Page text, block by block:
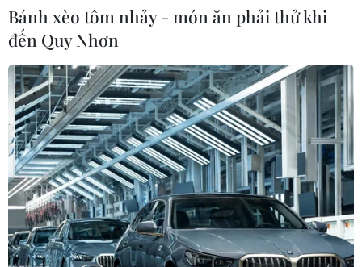
Bàn giao nhà Đại đoàn kết và tặng quà cho
người dân vùng biên giới
19/09/2022 08:42
10 căn nhà Đại đoàn kết, 300 phần quà (mỗi bên 5 căn
Bánh xèo tôm nhảy - món ăn phải thử khi
đến Quy Nhơn